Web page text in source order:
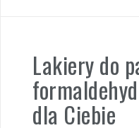
Lakiery do
dla Ciebie